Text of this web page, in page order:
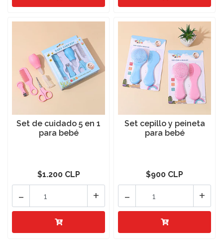
Set de cuidado 5 en 1
para bebé
$1.200 CLP
+
-
Set cepillo y peineta
para bebé
$900 CLP
+
-